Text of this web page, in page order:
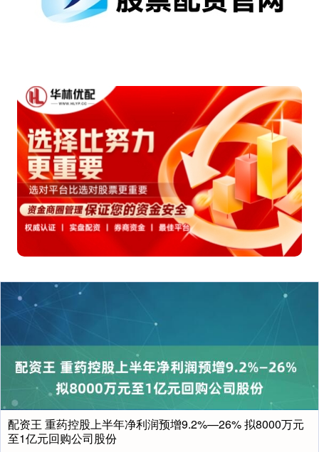
配资王 重药控股上半年净利润预增9.2%—26% 拟8000万元
至1亿元回购公司股份